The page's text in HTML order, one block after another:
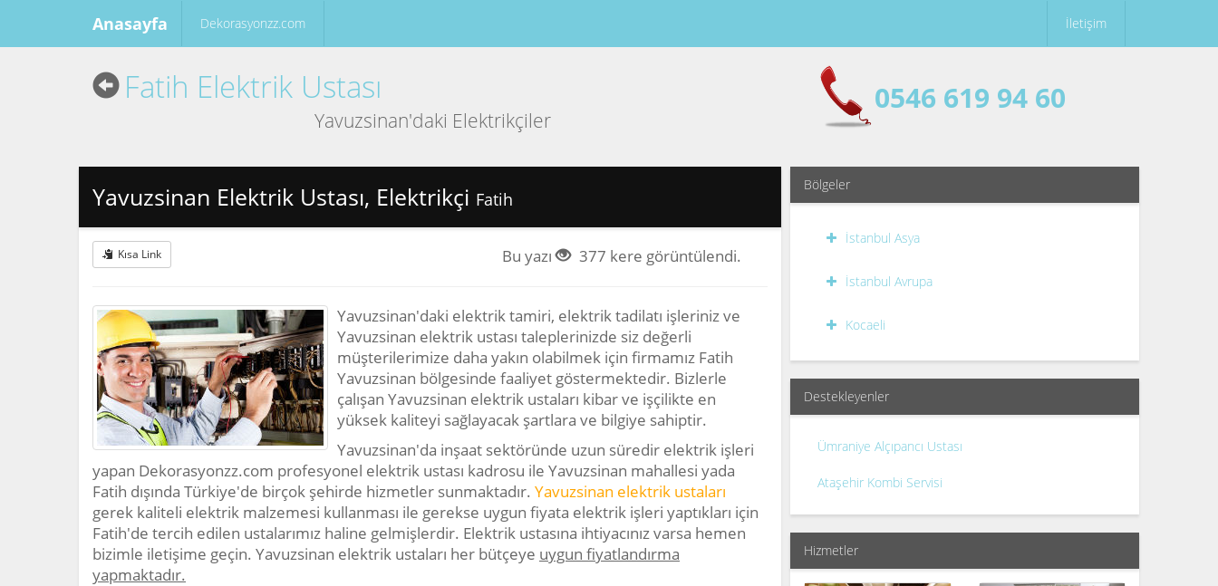
Anasayfa Dekorasyonzz.com İletişim
Fatih Elektrik Ustası
Yavuzsinan'daki Elektrikçiler
0546 619 94 60
Yavuzsinan Elektrik Ustası, Elektrikçi Fatih
Kısa Link Bu yazı 377 kere görüntülendi.
Yavuzsinan'daki elektrik tamiri, elektrik tadilatı işleriniz ve
Yavuzsinan elektrik ustası taleplerinizde siz değerli
müşterilerimize daha yakın olabilmek için firmamız Fatih
Yavuzsinan bölgesinde faaliyet göstermektedir. Bizlerle
çalışan Yavuzsinan elektrik ustaları kibar ve işçilikte en
yüksek kaliteyi sağlayacak şartlara ve bilgiye sahiptir.
Yavuzsinan'da inşaat sektöründe uzun süredir elektrik işleri
yapan Dekorasyonzz.com profesyonel elektrik ustası kadrosu ile Yavuzsinan mahallesi yada
Fatih dışında Türkiye'de birçok şehirde hizmetler sunmaktadır. Yavuzsinan elektrik ustaları
gerek kaliteli elektrik malzemesi kullanması ile gerekse uygun fiyata elektrik işleri yaptıkları için
Fatih'de tercih edilen ustalarımız haline gelmişlerdir. Elektrik ustasına ihtiyacınız varsa hemen
bizimle iletişime geçin. Yavuzsinan elektrik ustaları her bütçeye uygun fiyatlandırma
yapmaktadır.
Bölgeler
İstanbul Asya
İstanbul Avrupa
Kocaeli
Destekleyenler
Ümraniye Alçıpancı Ustası
Ataşehir Kombi Servisi
Hizmetler